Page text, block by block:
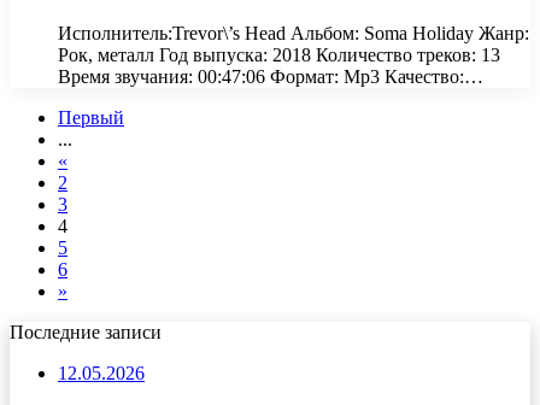
Исполнитель:Trevor\’s Head Альбом: Soma Holiday Жанр:
Рок, металл Год выпуска: 2018 Количество треков: 13
Время звучания: 00:47:06 Формат: Mp3 Качество:…
Первый
...
«
2
3
4
5
6
»
Последние записи
12.05.2026